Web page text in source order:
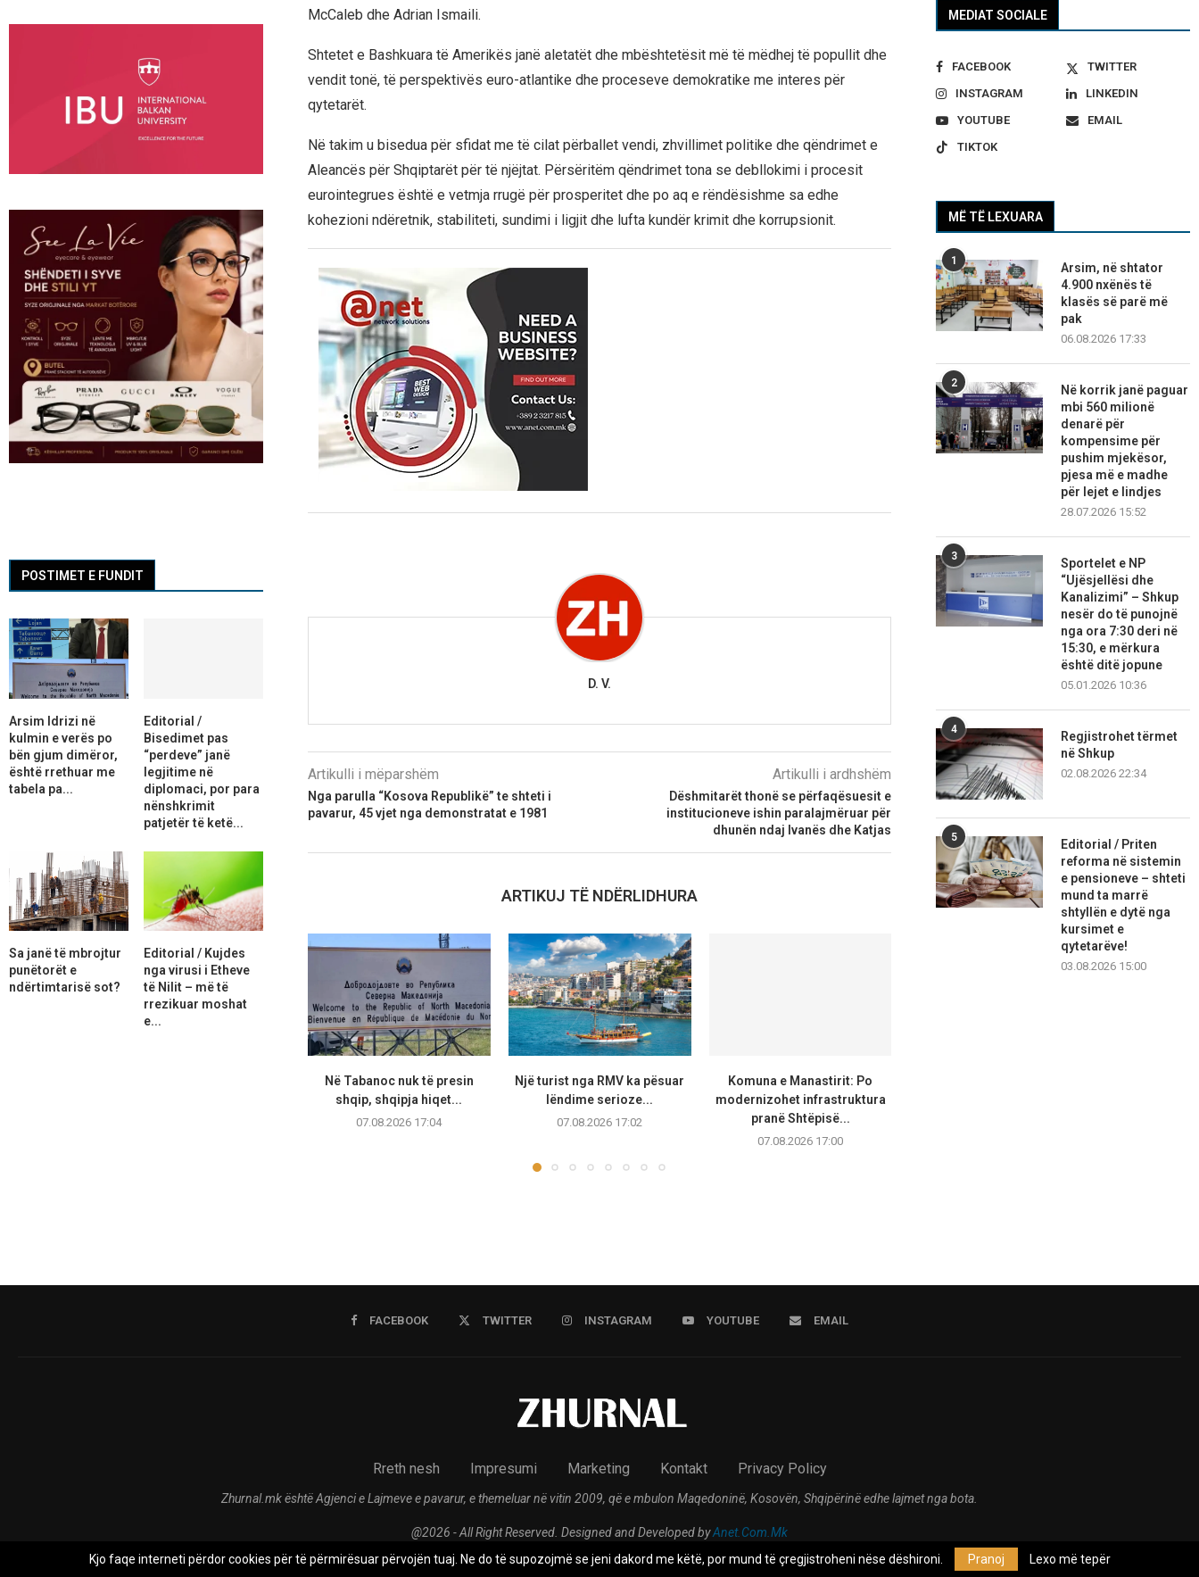
McCaleb dhe Adrian Ismaili.
Shtetet e Bashkuara të Amerikës janë aletatët dhe mbështetësit më të mëdhej të popullit dhe
vendit tonë, të perspektivës euro-atlantike dhe proceseve demokratike me interes për
qytetarët.
Në takim u bisedua për sfidat me të cilat përballet vendi, zhvillimet politike dhe qëndrimet e
Aleancës për Shqiptarët për të njëjtat. Përsëritëm qëndrimet tona se debllokimi i procesit
eurointegrues është e vetmja rrugë për prosperitet dhe po aq e rëndësishme sa edhe
kohezioni ndëretnik, stabiliteti, sundimi i ligjit dhe lufta kundër krimit dhe korrupsionit.
D. V.
Artikulli i mëparshëm
Nga parulla “Kosova Republikë” te shteti i
pavarur, 45 vjet nga demonstratat e 1981
Artikulli i ardhshëm
Dëshmitarët thonë se përfaqësuesit e
institucioneve ishin paralajmëruar për
dhunën ndaj Ivanës dhe Katjas
ARTIKUJ TË NDËRLIDHURA
Në Tabanoc nuk të presin
shqip, shqipja hiqet...
07.08.2026 17:04
Një turist nga RMV ka pësuar
lëndime serioze...
07.08.2026 17:02
Komuna e Manastirit: Po
modernizohet infrastruktura
pranë Shtëpisë...
07.08.2026 17:00
MEDIAT SOCIALE
FACEBOOK
TWITTER
INSTAGRAM
LINKEDIN
YOUTUBE
EMAIL
TIKTOK
MË TË LEXUARA
1
Arsim, në shtator
4.900 nxënës të
klasës së parë më
pak
06.08.2026 17:33
2
Në korrik janë paguar
mbi 560 milionë
denarë për
kompensime për
pushim mjekësor,
pjesa më e madhe
për lejet e lindjes
28.07.2026 15:52
3
Sportelet e NP
“Ujësjellësi dhe
Kanalizimi” – Shkup
nesër do të punojnë
nga ora 7:30 deri në
15:30, e mërkura
është ditë jopune
05.01.2026 10:36
4
Regjistrohet tërmet
në Shkup
02.08.2026 22:34
5
Editorial / Priten
reforma në sistemin
e pensioneve – shteti
mund ta marrë
shtyllën e dytë nga
kursimet e
qytetarëve!
03.08.2026 15:00
POSTIMET E FUNDIT
Arsim Idrizi në
kulmin e verës po
bën gjum dimëror,
është rrethuar me
tabela pa...
Editorial /
Bisedimet pas
“perdeve” janë
legjitime në
diplomaci, por para
nënshkrimit
patjetër të ketë...
Sa janë të mbrojtur
punëtorët e
ndërtimtarisë sot?
Editorial / Kujdes
nga virusi i Etheve
të Nilit – më të
rrezikuar moshat
e...
FACEBOOK TWITTER INSTAGRAM YOUTUBE EMAIL
Rreth nesh Impresumi Marketing Kontakt Privacy Policy
Zhurnal.mk është Agjenci e Lajmeve e pavarur, e themeluar në vitin 2009, që e mbulon Maqedoninë, Kosovën, Shqipërinë edhe lajmet nga bota.
@2026 - All Right Reserved. Designed and Developed byAnet.Com.Mk
Kjo faqe interneti përdor cookies për të përmirësuar përvojën tuaj. Ne do të supozojmë se jeni dakord me këtë, por mund të çregjistroheni nëse dëshironi.
Pranoj Lexo më tepër